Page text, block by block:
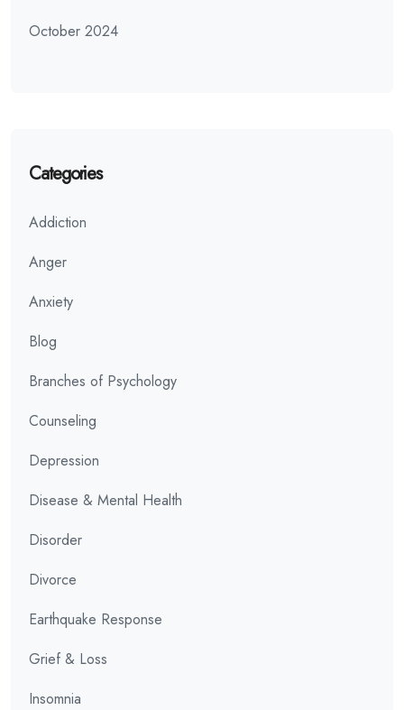
October 2024
Categories
Addiction
Anger
Anxiety
Blog
Branches of Psychology
Counseling
Depression
Disease & Mental Health
Disorder
Divorce
Earthquake Response
Grief & Loss
Insomnia